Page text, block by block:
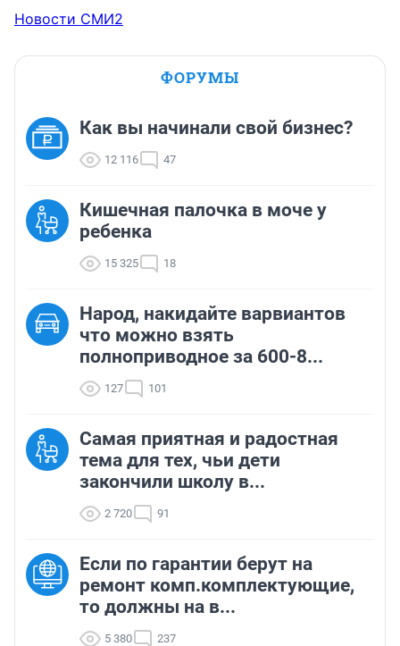
Новости СМИ2
ФОРУМЫ
Как вы начинали свой бизнес?
12 116 47
Кишечная палочка в моче у
ребенка
15 325 18
Народ, накидайте варвиантов
что можно взять
полноприводное за 600-8...
127 101
Самая приятная и радостная
тема для тех, чьи дети
закончили школу в...
2 720 91
Если по гарантии берут на
ремонт комп.комплектующие,
то должны на в...
5 380 237